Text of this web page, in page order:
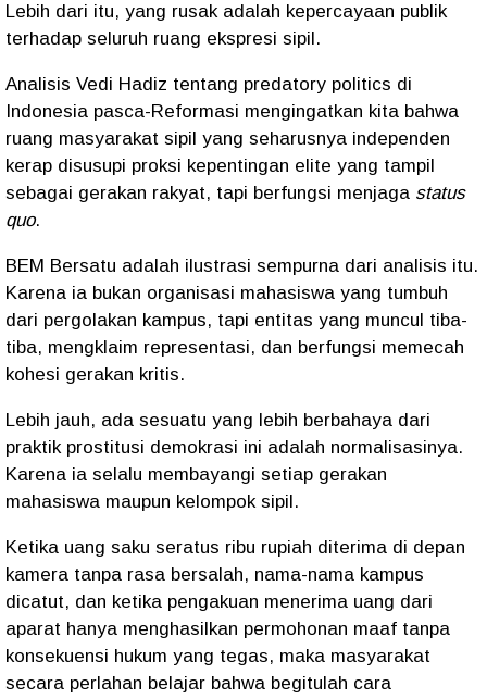
Lebih dari itu, yang rusak adalah kepercayaan publik
terhadap seluruh ruang ekspresi sipil.
Analisis Vedi Hadiz tentang predatory politics di
Indonesia pasca-Reformasi mengingatkan kita bahwa
ruang masyarakat sipil yang seharusnya independen
kerap disusupi proksi kepentingan elite yang tampil
sebagai gerakan rakyat, tapi berfungsi menjaga status
quo.
BEM Bersatu adalah ilustrasi sempurna dari analisis itu.
Karena ia bukan organisasi mahasiswa yang tumbuh
dari pergolakan kampus, tapi entitas yang muncul tiba-
tiba, mengklaim representasi, dan berfungsi memecah
kohesi gerakan kritis.
Lebih jauh, ada sesuatu yang lebih berbahaya dari
praktik prostitusi demokrasi ini adalah normalisasinya.
Karena ia selalu membayangi setiap gerakan
mahasiswa maupun kelompok sipil.
Ketika uang saku seratus ribu rupiah diterima di depan
kamera tanpa rasa bersalah, nama-nama kampus
dicatut, dan ketika pengakuan menerima uang dari
aparat hanya menghasilkan permohonan maaf tanpa
konsekuensi hukum yang tegas, maka masyarakat
secara perlahan belajar bahwa begitulah cara